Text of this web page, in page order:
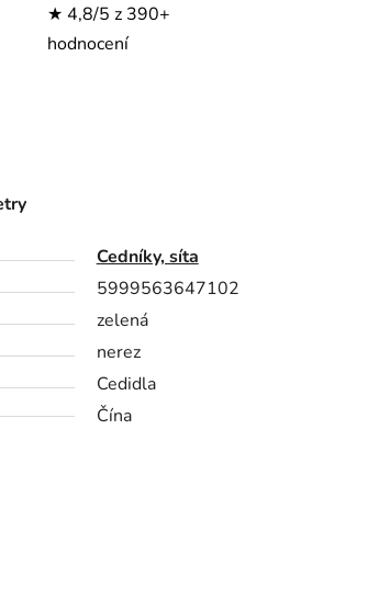
★ 4,8/5 z 390+
hodnocení
Cedníky, síta
5999563647102
zelená
nerez
Cedidla
Čína